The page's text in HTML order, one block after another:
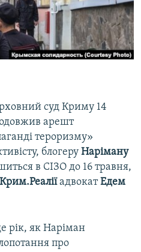
суд Криму 14
арешт
тероризму»
блогеру Наріману
в СІЗО до 16 травня,
Крим.РеаліїадвокатЕдем
рік, як Наріман
про